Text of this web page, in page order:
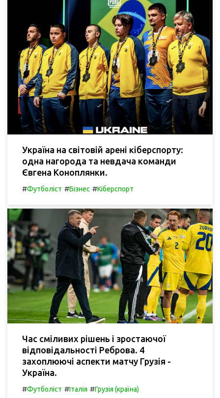
Україна на світовій арені кіберспорту:
одна нагорода та невдача команди
Євгена Коноплянки.
#Футболіст #Бізнес #Кіберспорт
Час сміливих рішень і зростаючої
відповідальності Реброва. 4
захоплюючі аспекти матчу Грузія -
Україна.
#Футболіст #Італія #Грузія (країна)